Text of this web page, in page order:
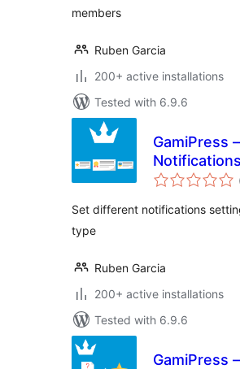
members
Ruben Garcia
200+ active installations
Tested with 6.9.6
GamiPress –
Type
Set different notifications
type
Ruben Garcia
200+ active installations
Tested with 6.9.6
GamiPress –